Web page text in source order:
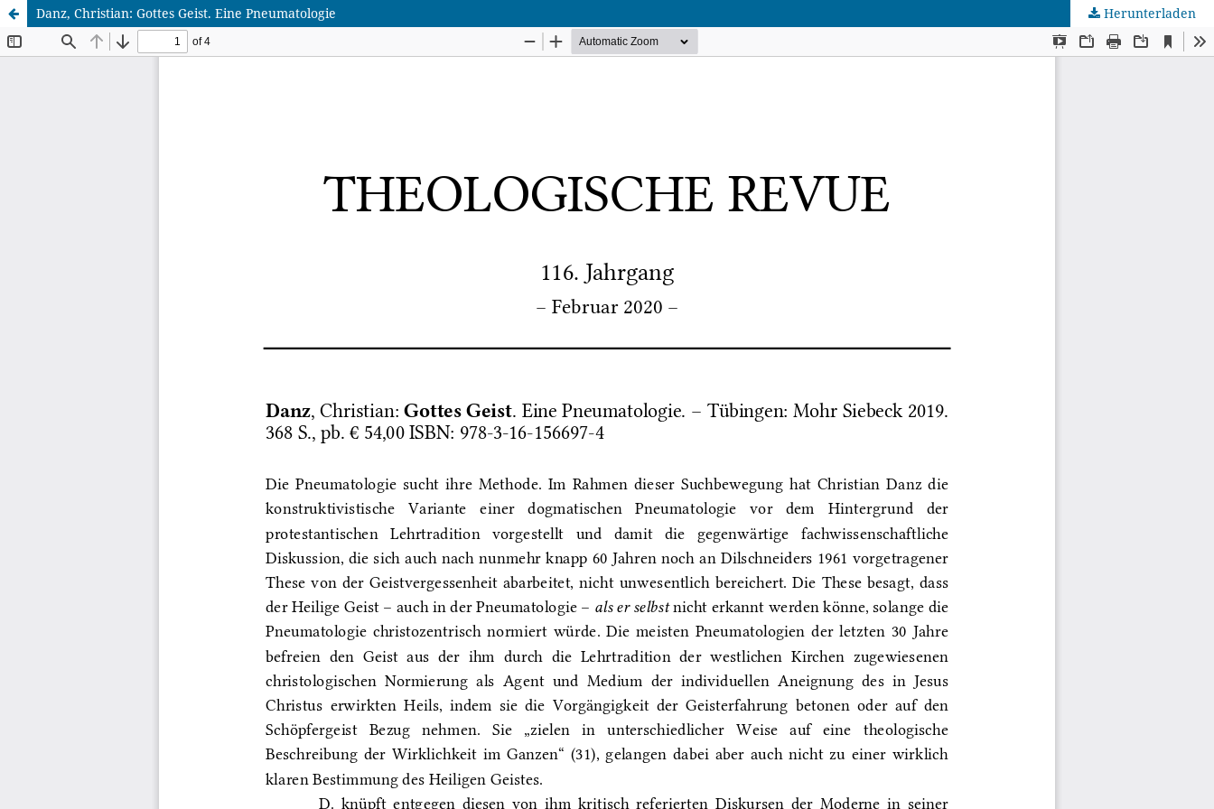
Danz, Christian: Gottes Geist. Eine Pneumatologie Herunterladen